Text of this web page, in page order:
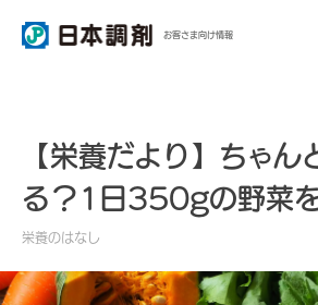
お客さま向け情報
【栄養だより】ちゃん
る？1日350gの野菜を
栄養のはなし